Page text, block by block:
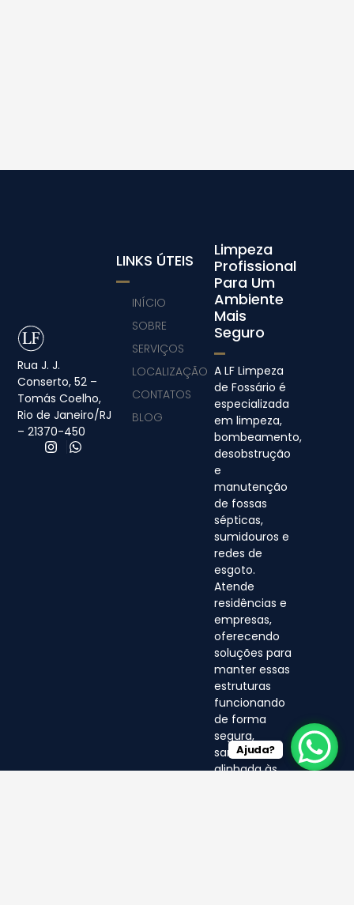
Rua J. J.
Conserto, 52 –
Tomás Coelho,
Rio de Janeiro/RJ
– 21370-450
Limpeza
Profissional
Para Um
Ambiente
Mais
Seguro
A LF Limpeza
de Fossário é
especializada
em limpeza,
bombeamento,
desobstrução
e
manutenção
de fossas
sépticas,
sumidouros e
redes de
esgoto.
Atende
residências e
empresas,
oferecendo
soluções para
manter essas
estruturas
funcionando
de forma
segura,
sanitária e
alinhada às
LINKS ÚTEIS
INÍCIO
SOBRE
SERVIÇOS
LOCALIZAÇÃO
CONTATOS
BLOG
Ajuda?